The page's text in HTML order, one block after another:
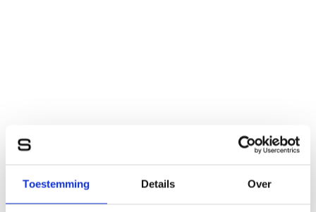
Toestemming Details Over